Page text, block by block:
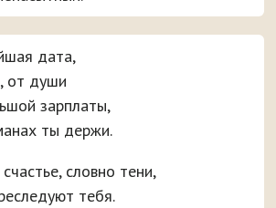
дата,
от души
зарплаты,
ты держи.
словно тени,
тебя.